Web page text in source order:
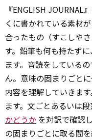
『ENGLISH JOURNAL
くに書かれている素材
合ったもの（すこしや
す。鉛筆も何も持たず
ます。音読をしている
ん。意味の固まりごと
内容を理解していきま
ます。文ごとあるいは
かどうか を対訳で確認
の固まりごとに取る間